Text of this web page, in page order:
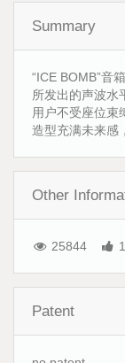
Summary
“ICE BOMB”音
所发出的声波水
用户不受座位束
造型充满未来感
Other
25844 1
Patent